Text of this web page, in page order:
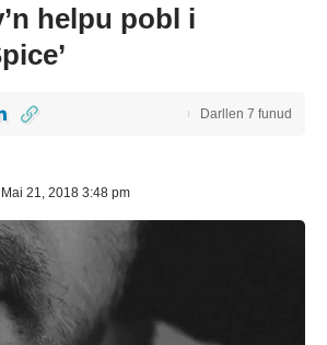
helpu pobl i
21, 2018 3:48 pm
Darllen 7 funud